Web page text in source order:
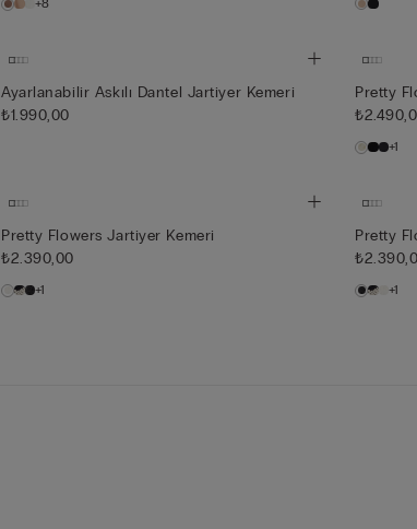
+8
Ayarlanabilir Askılı Dantel Jartiyer Kemeri
₺1.990,00
Pretty
+1
Pretty Flowers Jartiyer Kemeri
₺2.390,00
+1
Pretty
+1